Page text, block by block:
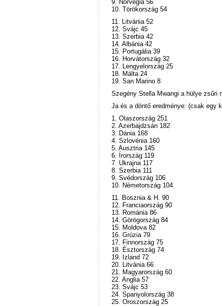
9. Norvégia 56
10. Törökország 54
11. Litvánia 52
12. Svájc 45
13. Szerbia 42
14. Albánia 42
15. Portugália 39
16. Horvátország 32
17. Lengyelország 25
18. Málta 24
19. San Marino 8
Szegény Stella Mwangi a hülye zsűri
Ja és a döntő eredménye: (csak
1. Olaszország 251
2. Azerbajdzsán 182
3. Dánia 168
4. Szlovénia 160
5. Ausztria 145
6. Írország 119
7. Ukrajna 117
8. Szerbia 111
9. Svédország 106
10. Németország 104
11. Bosznia & H. 90
12. Franciaország 90
13. Románia 86
14. Görögország 84
15. Moldova 82
16. Grúzia 79
17. Finnország 75
18. Észtország 74
19. Izland 72
20. Litvánia 66
21. Magyarország 60
22. Anglia 57
23. Svájc 53
24. Spanyolország 38
25. Oroszország 25